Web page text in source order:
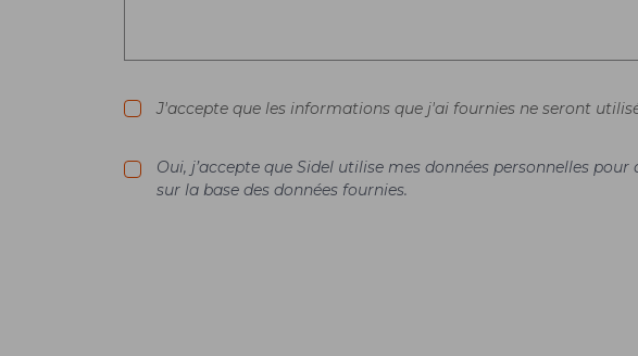
J'accepte que les informations que j'ai fournies ne seront
Oui, j’accepte que Sidel utilise mes données personnelles
sur la base des données fournies.